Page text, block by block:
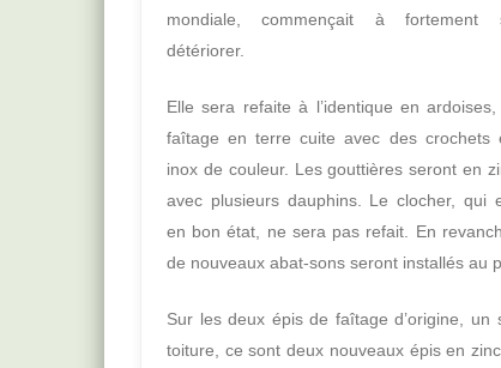
mondiale, commençait à fortement
détériorer.
Elle sera refaite à l’identique en ardoises,
faîtage en terre cuite avec des crochets
inox de couleur. Les gouttières seront en
avec plusieurs dauphins. Le clocher, qui
en bon état, ne sera pas refait. En
de nouveaux abat-sons seront installés au
Sur les deux épis de faîtage d’origine,
toiture, ce sont deux nouveaux épis en